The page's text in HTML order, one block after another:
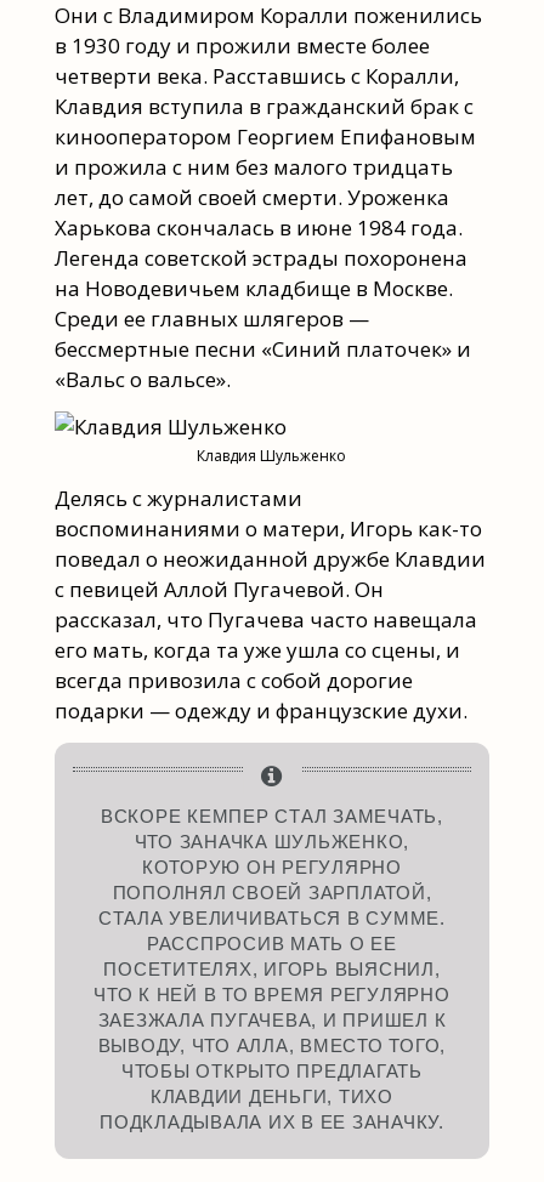
Они с Владимиром Коралли поженились
в 1930 году и прожили вместе более
четверти века. Расставшись с Коралли,
Клавдия вступила в гражданский брак с
кинооператором Георгием Епифановым
и прожила с ним без малого тридцать
лет, до самой своей смерти. Уроженка
Харькова скончалась в июне 1984 года.
Легенда советской эстрады похоронена
на Новодевичьем кладбище в Москве.
Среди ее главных шлягеров —
бессмертные песни «Синий платочек» и
«Вальс о вальсе».
Клавдия Шульженко
Делясь с журналистами
воспоминаниями о матери, Игорь как-то
поведал о неожиданной дружбе Клавдии
с певицей Аллой Пугачевой. Он
рассказал, что Пугачева часто навещала
его мать, когда та уже ушла со сцены, и
всегда привозила с собой дорогие
подарки — одежду и французские духи.
ВСКОРЕ КЕМПЕР СТАЛ ЗАМЕЧАТЬ,
ЧТО ЗАНАЧКА ШУЛЬЖЕНКО,
КОТОРУЮ ОН РЕГУЛЯРНО
ПОПОЛНЯЛ СВОЕЙ ЗАРПЛАТОЙ,
СТАЛА УВЕЛИЧИВАТЬСЯ В СУММЕ.
РАССПРОСИВ МАТЬ О ЕЕ
ПОСЕТИТЕЛЯХ, ИГОРЬ ВЫЯСНИЛ,
ЧТО К НЕЙ В ТО ВРЕМЯ РЕГУЛЯРНО
ЗАЕЗЖАЛА ПУГАЧЕВА, И ПРИШЕЛ К
ВЫВОДУ, ЧТО АЛЛА, ВМЕСТО ТОГО,
ЧТОБЫ ОТКРЫТО ПРЕДЛАГАТЬ
КЛАВДИИ ДЕНЬГИ, ТИХО
ПОДКЛАДЫВАЛА ИХ В ЕЕ ЗАНАЧКУ.